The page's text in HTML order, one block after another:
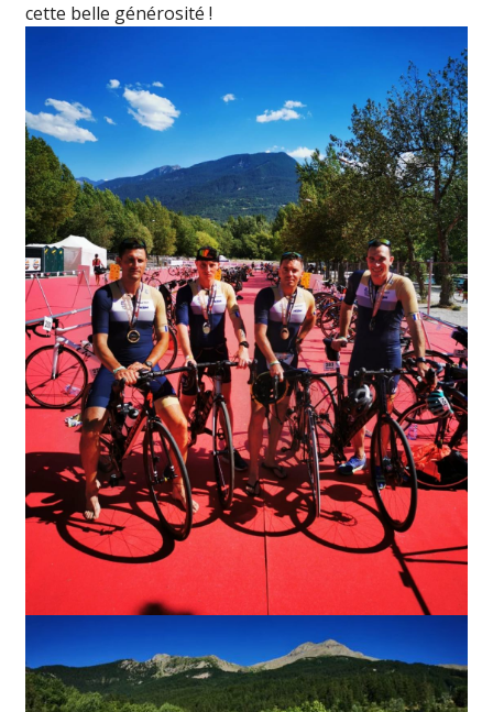
cette belle générosité !